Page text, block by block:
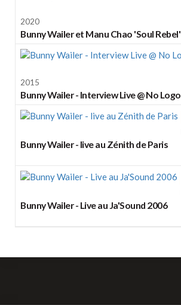
2020
Bunny Wailer et Manu Chao 'Soul Rebel'
2015
Bunny Wailer - Interview Live @ No Logo
Bunny Wailer - live au Zénith de Paris
Bunny Wailer - Live au Ja'Sound 2006